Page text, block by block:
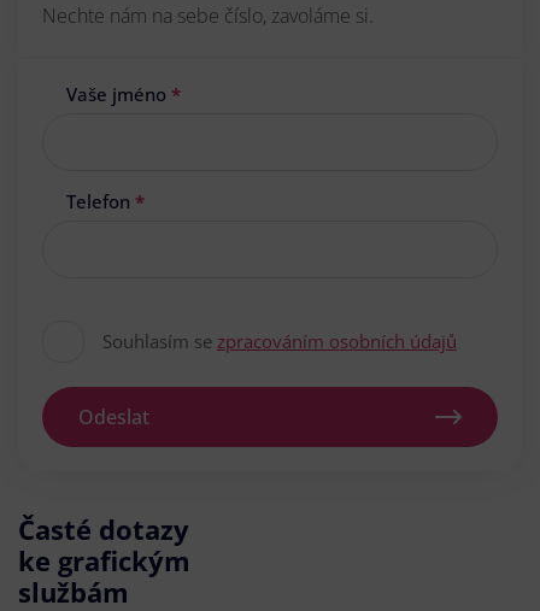
Nechte nám na sebe číslo, zavoláme si.
Vaše jméno *
Telefon *
Souhlasím se zpracováním osobních údajů
Odeslat
Časté dotazy
ke grafickým
službám